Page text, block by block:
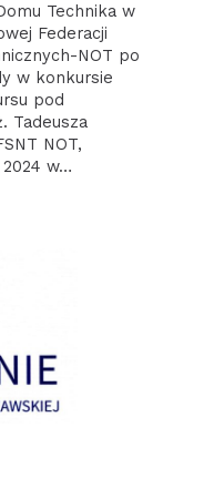
Technika w
Federacji
NOT po
w konkursie
pod
Tadeusza
NOT,
2024 w…